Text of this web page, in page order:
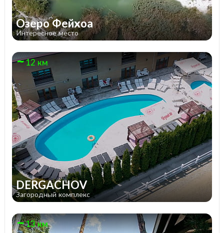
Озеро Фейхоа
Интересное место
12 км
DERGACHOV
Загородный комплекс
13 км